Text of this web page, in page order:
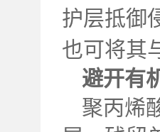
护层抵御
也可将其
避开有
聚丙烯